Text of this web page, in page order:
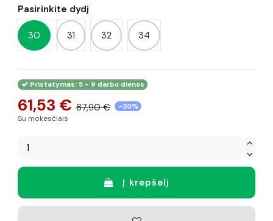
Pasirinkite dydį
30 31 32 34
Pristatymas: 5 - 9 darbo dienos
61,53 € 87,90 € -30%
Su mokesčiais
Į krepšelį